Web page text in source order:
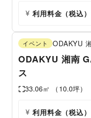
利用料金（税込）
イベント ODAKYU
ODAKYU 湘南
ス
33.06㎡ （ 10.0坪）
利用料金（税込）